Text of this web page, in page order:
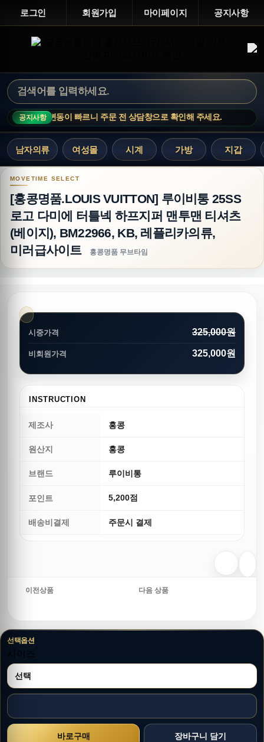
로그인 회원가입 마이페이지 공지사항
공지사항
품은 재고 변동이 빠르니 주문 전 상담창으로 확인해 주세요.
남자의류 여성몰 시계 가방 지갑
[홍콩명품.LOUIS VUITTON] 루이비통 25SS 로
[홍콩명품.LOUIS VUITTON] 루이비통 25SS
로고 다미에 터틀넥 하프지퍼 맨투맨 티셔츠
(베이지), BM22966, KB, 레플리카의류,
미러급사이트
홍콩명품 무브타임
시중가격 325,000원
비회원가격 325,000원
INSTRUCTION
제조사 홍콩
원산지 홍콩
브랜드 루이비통
포인트 5,200점
배송비결제 주문시 결제
이전상품 다음 상품
선택옵션
사이즈